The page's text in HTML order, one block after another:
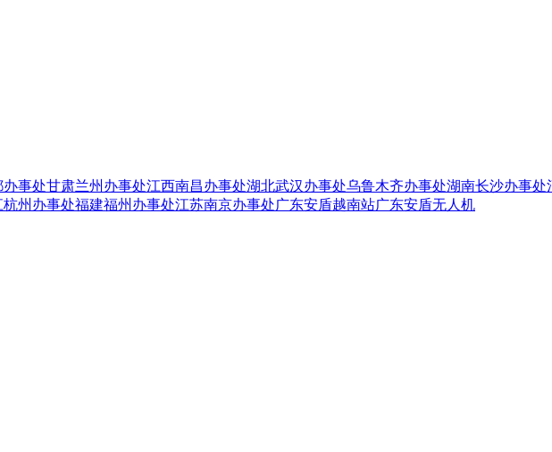
办事处甘肃兰州办事处江西南昌办事处湖北武汉办事处乌鲁木齐办事处湖南长沙办事处
杭州办事处福建福州办事处江苏南京办事处广东安盾越南站广东安盾无人机